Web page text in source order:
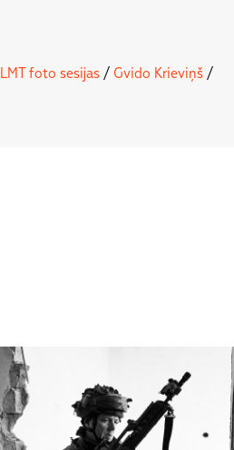
LMT foto sesijas/ Gvido Krieviņš/